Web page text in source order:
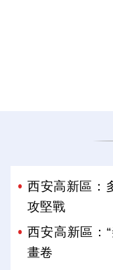
西安高新區：
攻堅戰
西安高新區：
畫卷